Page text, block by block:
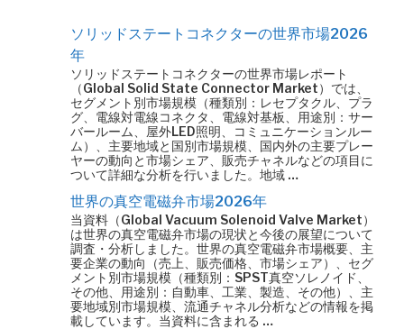
ソリッドステートコネクターの世界市場2026
年
ソリッドステートコネクターの世界市場レポート
（Global Solid State Connector Market）では、
セグメント別市場規模（種類別：レセプタクル、プラ
グ、電線対電線コネクタ、電線対基板、用途別：サー
バールーム、屋外LED照明、コミュニケーションルー
ム）、主要地域と国別市場規模、国内外の主要プレー
ヤーの動向と市場シェア、販売チャネルなどの項目に
ついて詳細な分析を行いました。地域 …
世界の真空電磁弁市場2026年
当資料（Global Vacuum Solenoid Valve Market）
は世界の真空電磁弁市場の現状と今後の展望について
調査・分析しました。世界の真空電磁弁市場概要、主
要企業の動向（売上、販売価格、市場シェア）、セグ
メント別市場規模（種類別：SPST真空ソレノイド、
その他、用途別：自動車、工業、製造、その他）、主
要地域別市場規模、流通チャネル分析などの情報を掲
載しています。当資料に含まれる …